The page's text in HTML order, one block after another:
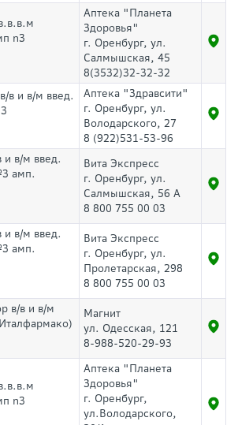
n3
Аптека "Планета
Здоровья"
г. Оренбург, ул.
Салмышская, 45
8(3532)32-32-32
в и в/м введ.
Аптека "Здравсити"
г. Оренбург, ул.
Володарского, 27
8 (922)531-53-96
и в/м введ.
амп.
Вита Экспресс
г. Оренбург, ул.
Салмышская, 56 А
8 800 755 00 03
и в/м введ.
амп.
Вита Экспресс
г. Оренбург, ул.
Пролетарская, 298
8 800 755 00 03
в/в и в/м
Магнит
ул. Одесская, 121
8-988-520-29-93
n3
Аптека "Планета
Здоровья"
г. Оренбург,
ул.Володарского,